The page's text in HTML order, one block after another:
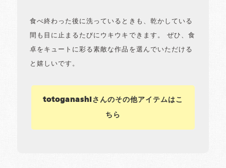
食べ終わった後に洗っているときも、乾かしている
間も目に止まるたびにウキウキできます。 ぜひ、食
卓をキュートに彩る素敵な作品を選んでいただける
と嬉しいです。
totoganashiさんのその他アイテムはこ
ちら